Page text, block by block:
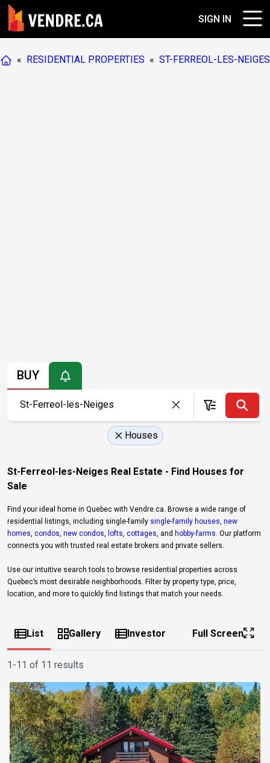
SIGN IN
« RESIDENTIAL PROPERTIES « ST-FERREOL-LES-NEIGES
BUY
Houses
St-Ferreol-les-Neiges Real Estate - Find Houses for
Sale
Find your ideal home in Quebec with Vendre.ca. Browse a wide range of
residential listings, including single-family single-family houses new
homes condos new condos lofts cottages , and hobby-farms . Our platform
connects you with trusted real estate brokers and private sellers.
Use our intuitive search tools to browse residential properties across
Quebec’s most desirable neighborhoods. Filter by property type, price,
location, and more to quickly find listings that match your needs.
List Gallery Investor Full Screen
1-11 of 11 results